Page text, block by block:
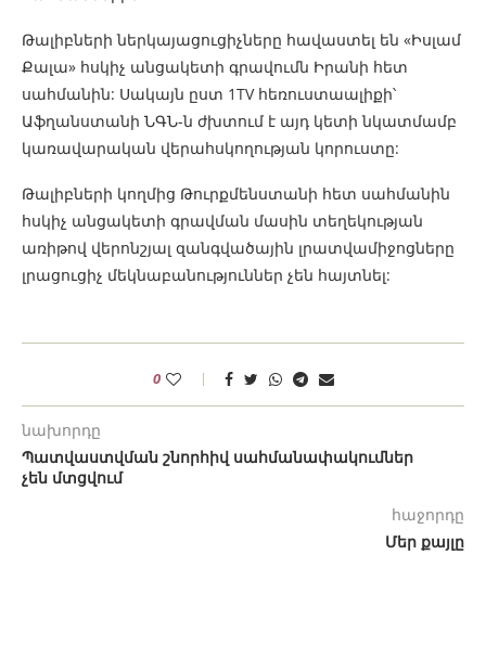
Թալիբների ներկայացուցիչները հավաստել են «Իսլամ
Քալա» հսկիչ անցակետի գրավումն Իրանի հետ
սահմանին: Սակայն ըստ 1TV հեռուստաալիքի՝
Աֆղանստանի ՆԳՆ-ն ժխտում է այդ կետի նկատմամբ
կառավարական վերահսկողության կորուստը:
Թալիբների կողմից Թուրքմենստանի հետ սահմանին
հսկիչ անցակետի գրավման մասին տեղեկության
առիթով վերոնշյալ զանգվածային լրատվամիջոցները
լրացուցիչ մեկնաբանություններ չեն հայտնել:
0
նախորդը
Պատվաստվման շնորհիվ սահմանափակումներ
չեն մտցվում
հաջորդը
Մեր քայլը